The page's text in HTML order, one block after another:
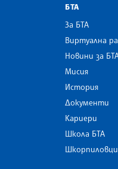
БТА
За БТА
Виртуална
Новини за
Мисия
История
Документи
Кариери
Школа БТА
Шкорпиловци